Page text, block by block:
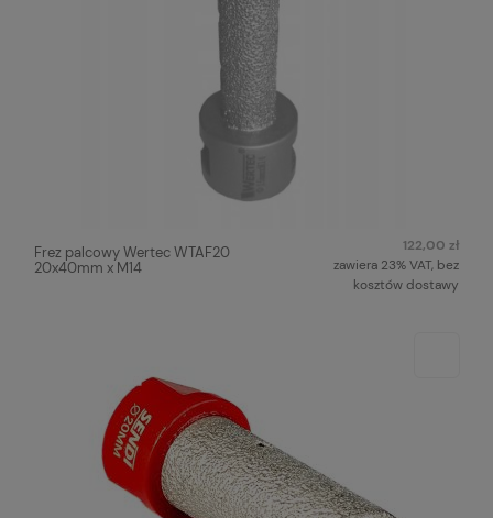
Frez palcowy Wertec WTAF20
20x40mm x M14
122,00 zł
zawiera 23% VAT, bez
kosztów dostawy